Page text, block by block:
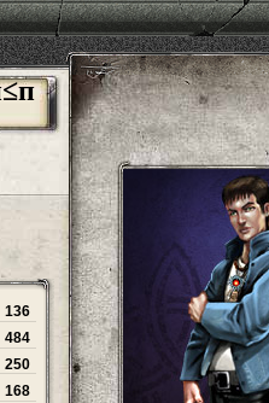
136
484
250
168